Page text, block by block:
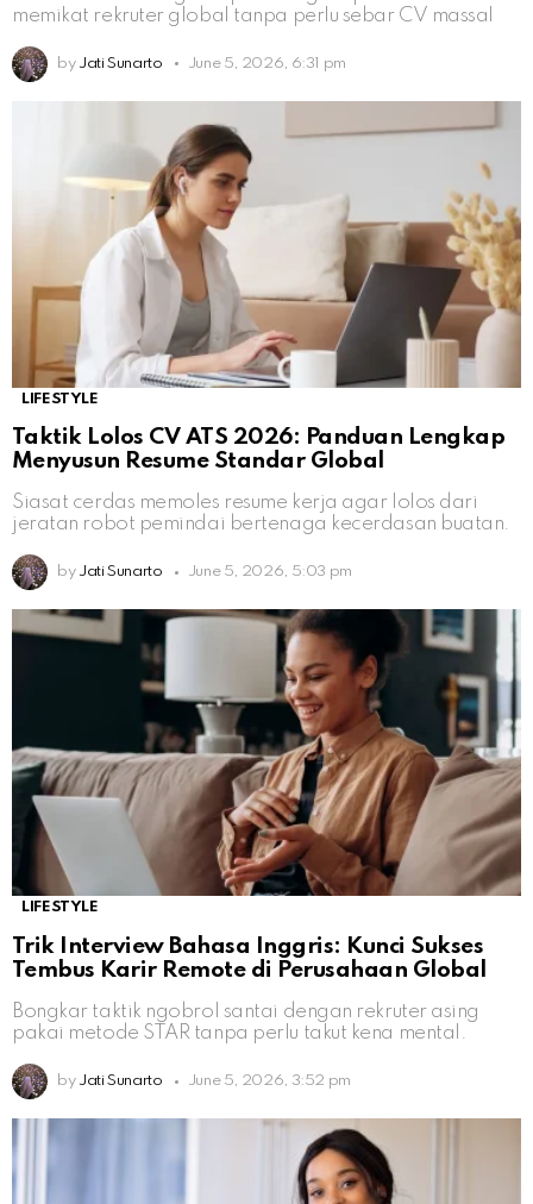
memikat rekruter global tanpa perlu sebar CV massal
by Jati Sunarto June 5, 2026, 6:31 pm
LIFESTYLE
Taktik Lolos CV ATS 2026: Panduan Lengkap
Menyusun Resume Standar Global
Siasat cerdas memoles resume kerja agar lolos dari
jeratan robot pemindai bertenaga kecerdasan buatan.
by Jati Sunarto June 5, 2026, 5:03 pm
LIFESTYLE
Trik Interview Bahasa Inggris: Kunci Sukses
Tembus Karir Remote di Perusahaan Global
Bongkar taktik ngobrol santai dengan rekruter asing
pakai metode STAR tanpa perlu takut kena mental.
by Jati Sunarto June 5, 2026, 3:52 pm